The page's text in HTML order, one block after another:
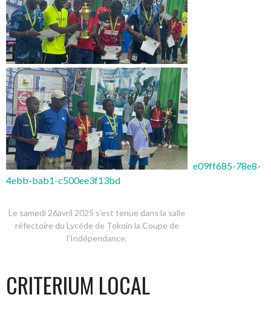
e09ff685-78e8-
4ebb-bab1-c500ee3f13bd
Le samedi 26avril 2025 s’est tenue dans la salle
réfectoire du Lycéde de Tokoin la Coupe de
l’Indépendance.
CRITERIUM LOCAL